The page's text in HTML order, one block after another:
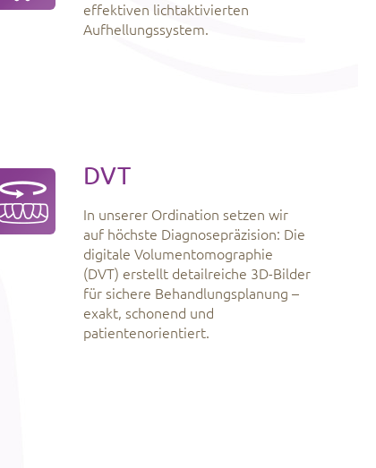
effektiven lichtaktivierten
Aufhellungssystem.
DVT
In unserer Ordination setzen wir
auf höchste Diagnosepräzision: Die
digitale Volumentomographie
(DVT) erstellt detailreiche 3D-Bilder
für sichere Behandlungsplanung –
exakt, schonend und
patientenorientiert.